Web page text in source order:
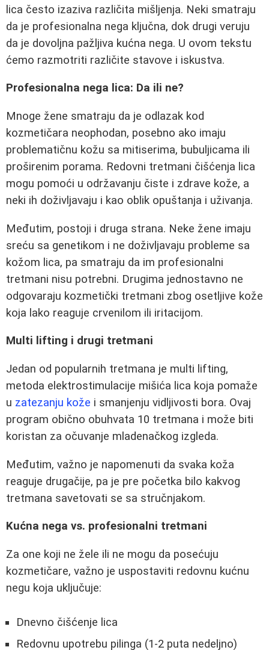
lica često izaziva različita mišljenja. Neki smatraju
da je profesionalna nega ključna, dok drugi veruju
da je dovoljna pažljiva kućna nega. U ovom tekstu
ćemo razmotriti različite stavove i iskustva.
Profesionalna nega lica: Da ili ne?
Mnoge žene smatraju da je odlazak kod
kozmetičara neophodan, posebno ako imaju
problematičnu kožu sa mitiserima, bubuljicama ili
proširenim porama. Redovni tretmani čišćenja lica
mogu pomoći u održavanju čiste i zdrave kože, a
neki ih doživljavaju i kao oblik opuštanja i uživanja.
Međutim, postoji i druga strana. Neke žene imaju
sreću sa genetikom i ne doživljavaju probleme sa
kožom lica, pa smatraju da im profesionalni
tretmani nisu potrebni. Drugima jednostavno ne
odgovaraju kozmetički tretmani zbog osetljive kože
koja lako reaguje crvenilom ili iritacijom.
Multi lifting i drugi tretmani
Jedan od popularnih tretmana je multi lifting,
metoda elektrostimulacije mišića lica koja pomaže
u zatezanju kože i smanjenju vidljivosti bora. Ovaj
program obično obuhvata 10 tretmana i može biti
koristan za očuvanje mladenačkog izgleda.
Međutim, važno je napomenuti da svaka koža
reaguje drugačije, pa je pre početka bilo kakvog
tretmana savetovati se sa stručnjakom.
Kućna nega vs. profesionalni tretmani
Za one koji ne žele ili ne mogu da posećuju
kozmetičare, važno je uspostaviti redovnu kućnu
negu koja uključuje:
Dnevno čišćenje lica
Redovnu upotrebu pilinga (1-2 puta nedeljno)